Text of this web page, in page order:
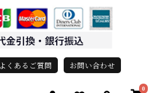
よくあるご質問 お問い合わせ
0